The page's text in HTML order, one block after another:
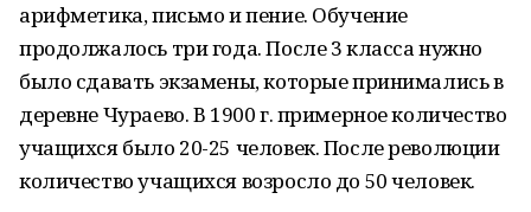
арифметика, письмо и пение. Обучение
продолжалось три года. После 3 класса нужно
было сдавать экзамены, которые принимались в
деревне Чураево. В 1900 г. примерное количество
учащихся было 20-25 человек. После революции
количество учащихся возросло до 50 человек.